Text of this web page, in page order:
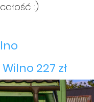
:)
227 zł